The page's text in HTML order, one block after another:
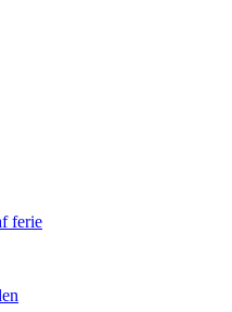
ferie